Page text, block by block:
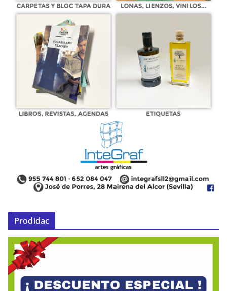
Prodidac